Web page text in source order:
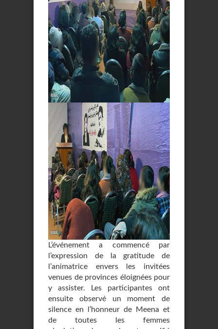
L’événement a commencé par
l’expression de la gratitude de
l’animatrice envers les invitées
venues de provinces éloignées pour
y assister. Les participantes ont
ensuite observé un moment de
silence en l’honneur de Meena et
de toutes les femmes